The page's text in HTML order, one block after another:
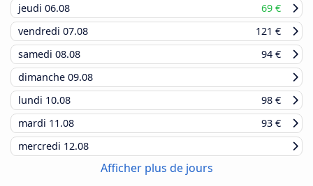
jeudi 06.08
69 €
vendredi 07.08
121 €
samedi 08.08
94 €
dimanche 09.08
lundi 10.08
98 €
mardi 11.08
93 €
mercredi 12.08
Afficher plus de jours